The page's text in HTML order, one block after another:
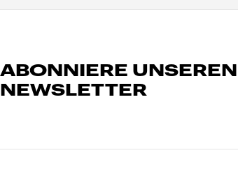
ABONNIERE UNSEREN
NEWSLETTER